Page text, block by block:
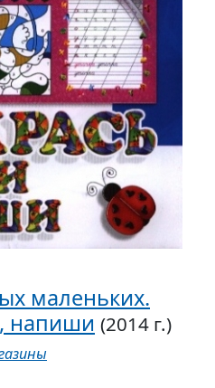
маленьких.
напиши (2014 г.)